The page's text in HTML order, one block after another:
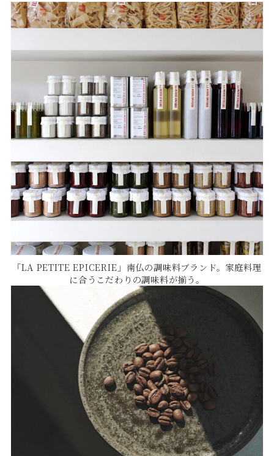
「LA PETITE EPICERIE」南仏の調味料ブランド。家庭料理
に合うこだわりの調味料が揃う。